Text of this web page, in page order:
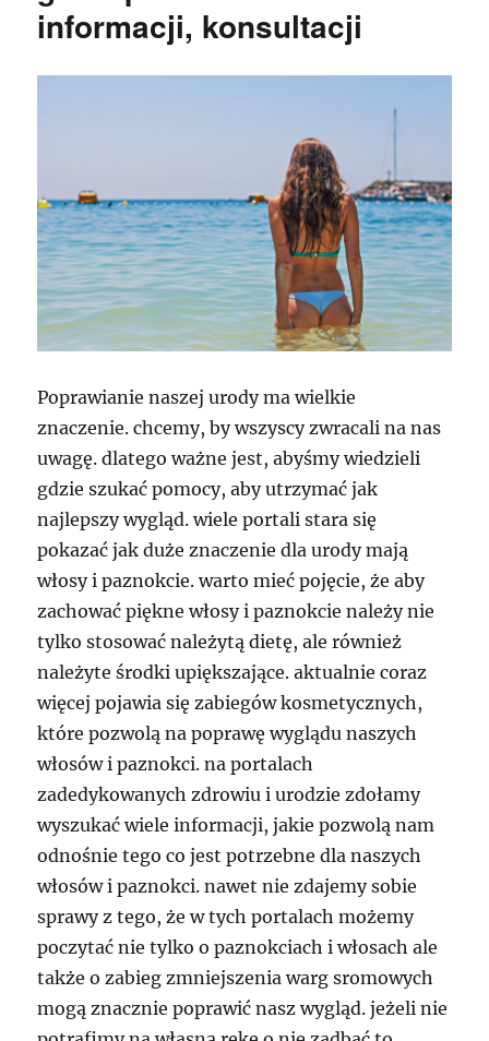
informacji, konsultacji
Poprawianie naszej urody ma wielkie
znaczenie. chcemy, by wszyscy zwracali na nas
uwagę. dlatego ważne jest, abyśmy wiedzieli
gdzie szukać pomocy, aby utrzymać jak
najlepszy wygląd. wiele portali stara się
pokazać jak duże znaczenie dla urody mają
włosy i paznokcie. warto mieć pojęcie, że aby
zachować piękne włosy i paznokcie należy nie
tylko stosować należytą dietę, ale również
należyte środki upiększające. aktualnie coraz
więcej pojawia się zabiegów kosmetycznych,
które pozwolą na poprawę wyglądu naszych
włosów i paznokci. na portalach
zadedykowanych zdrowiu i urodzie zdołamy
wyszukać wiele informacji, jakie pozwolą nam
odnośnie tego co jest potrzebne dla naszych
włosów i paznokci. nawet nie zdajemy sobie
sprawy z tego, że w tych portalach możemy
poczytać nie tylko o paznokciach i włosach ale
także o zabieg zmniejszenia warg sromowych
mogą znacznie poprawić nasz wygląd. jeżeli nie